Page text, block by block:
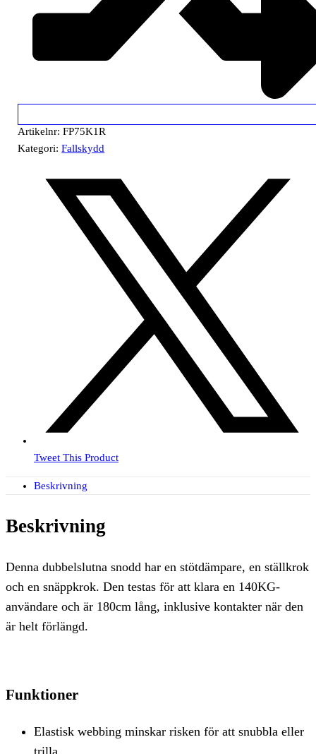
Artikelnr:FP75K1R
Kategori:Fallskydd
Tweet This Product
Beskrivning
Beskrivning
Denna dubbelslutna snodd har en stötdämpare, en ställkrok
och en snäppkrok. Den testas för att klara en 140KG-
användare och är 180cm lång, inklusive kontakter när den
är helt förlängd.
Funktioner
Elastisk webbing minskar risken för att snubbla eller